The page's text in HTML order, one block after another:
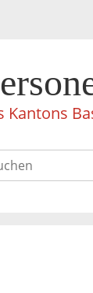
Kantons